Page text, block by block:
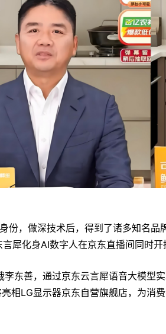
份，做深技术后，得到了诸多知名
犀化身AI数字人在京东直播间同时
李东善，通过京东云言犀语音大模型
相LG显示器京东自营旗舰店，为消